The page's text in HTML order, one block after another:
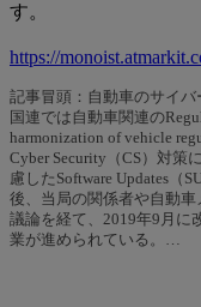
す。
https://
記事冒頭：自動車のサイバ
国連では自動車関連の
harmonization of vehicle
Cyber Security（CS）対策
慮したSoftware Updates（
後、当局の関係者や自動
議論を経て、2019年9月に
業が進められている。…